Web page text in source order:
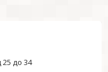
25 до 34